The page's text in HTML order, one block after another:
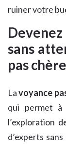
ruiner votre
sans
pas chère
Lavoyance
qui permet à
l’exploration
d’experts